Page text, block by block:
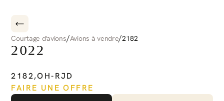
Courtage d'avions/Avions à vendre/2182
2022
PILATUS
2182,OH-RJD
FAIRE UNE OFFRE